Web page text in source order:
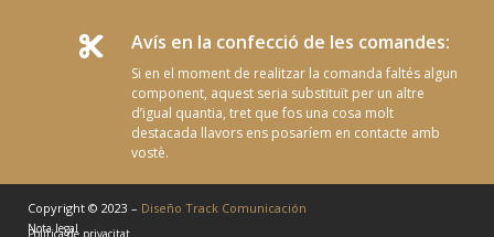
 Avís en la confecció de les comandes:
Si en el moment de realitzar la comanda faltés algun
component, aquest seria substituït per un altre
d’igual quantia, tret que fos una cosa molt
destacada llavors ens posaríem en contacte amb
vostè.
Copyright © 2023 – Diseño Track Comunicación
Nota legal